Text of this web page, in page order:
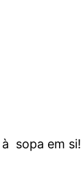
sopa em si!